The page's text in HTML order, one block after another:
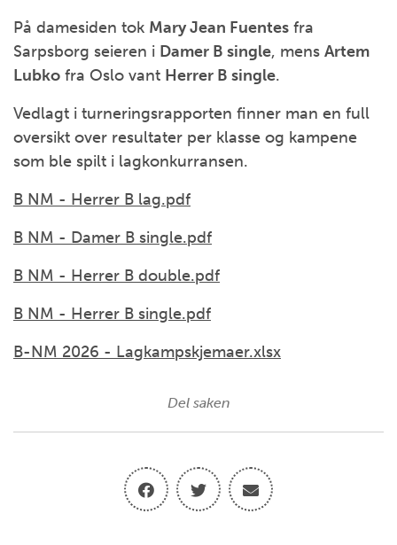
På damesiden tok Mary Jean Fuentes fra
Sarpsborg seieren i Damer B single, mens Artem
Lubko fra Oslo vant Herrer B single.
Vedlagt i turneringsrapporten finner man en full
oversikt over resultater per klasse og kampene
som ble spilt i lagkonkurransen.
B NM - Herrer B lag.pdf
B NM - Damer B single.pdf
B NM - Herrer B double.pdf
B NM - Herrer B single.pdf
B-NM 2026 - Lagkampskjemaer.xlsx
Del saken